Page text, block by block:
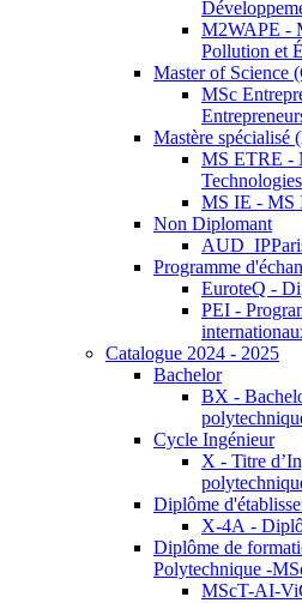
M2WAPE -
Pollution et
Master of Science
MSc
Mastère spécialisé
MS ETRE -
MS IE - MS
Non Diplomant
Programme
EuroteQ -
PEI -
Catalogue 2024 - 2025
Bachelor
BX -
Cycle Ingénieur
X - Titre
Diplôme
X-4A -
Diplôme de
Polytechnique -
MScT-AI-